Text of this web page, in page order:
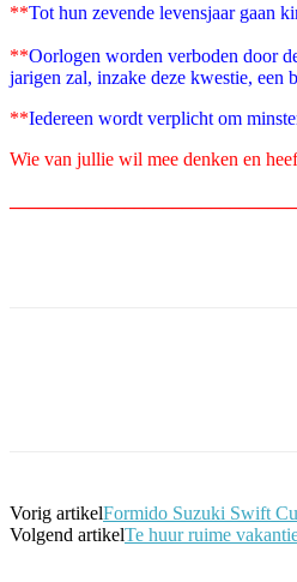
**Tot hun zevende levensjaar gaan
**Oorlogen worden verboden door
jarigen zal, inzake deze kwestie, een
**Iedereen wordt verplicht om
Wie van jullie wil mee denken en
Vorig artikelFormido Suzuki Swift
Volgend artikelTe huur ruime